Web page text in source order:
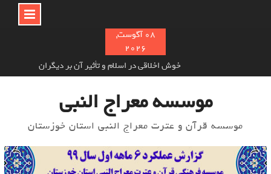
08 آگوست,
2026
خوش اخلاقی در اسلام و تأثیر آن بر دیگران
معرفی سلیم بن قیس هلالی
نام‌ گذاری سوره های قرآن به چه صورت انجام شده‌است؟
موسسه معراج النبی
موسسه قرآن و عترت معراج النبی استان خوزستان